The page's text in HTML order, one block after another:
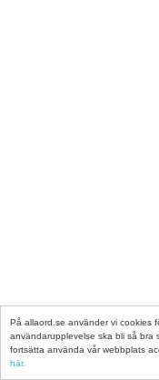
På allaord.se använder vi cookies
användarupplevelse ska bli så bra
fortsätta använda vår webbplats
här.